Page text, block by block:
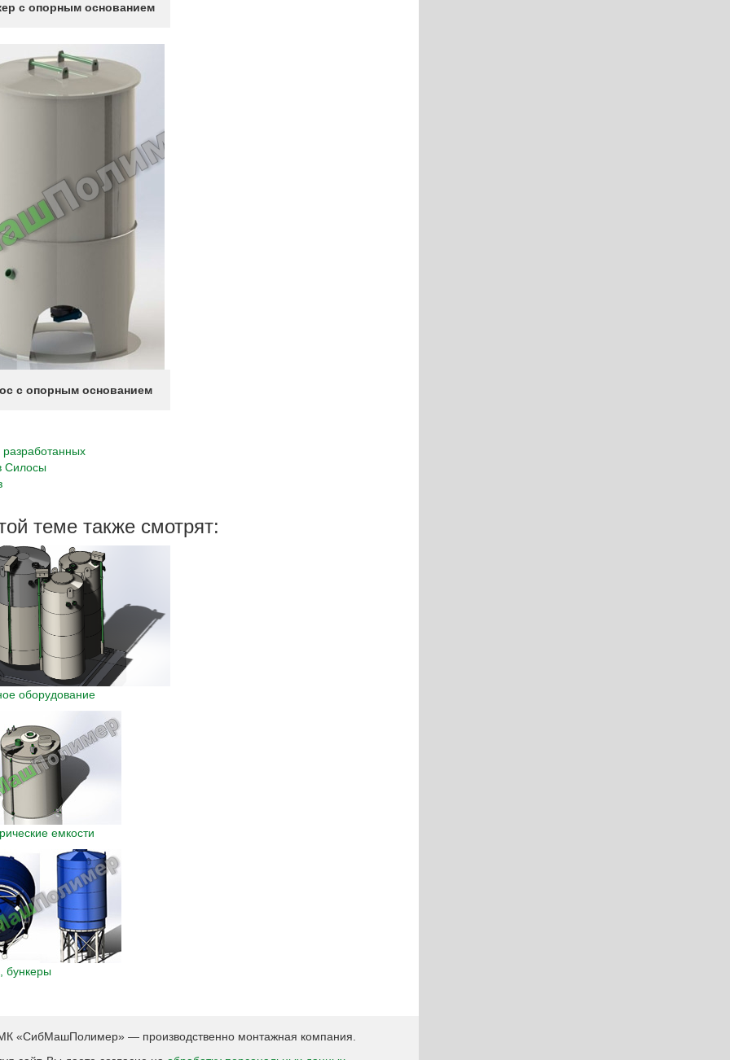
с опорным основанием
с опорным основанием
разработанных
Силосы
теме также смотрят:
оборудование
емкости
бункеры
«СибМашПолимер» — производственно монтажная компания.